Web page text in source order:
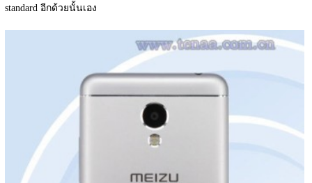
standard อีกด้วยนั้นเอง